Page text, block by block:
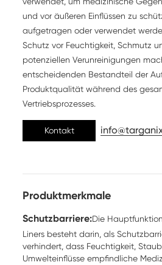
und vor äußeren Einflüssen zu
aufgetragen oder verwendet
Schutz vor Feuchtigkeit, Schmutz
potenziellen Verunreinigungen
entscheidenden Bestandteil der
Produktqualität während des
Vertriebsprozesses.
Kontakt
Produktmerkmale
Schutzbarriere:Die
Liners besteht darin, als
verhindert, dass Feuchtigkeit,
Umwelteinflüsse empfindliche